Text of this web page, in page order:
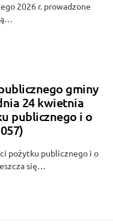
2026 r. prowadzone
gminy
24 kwietnia
publicznego i o
pożytku publicznego i o
się…